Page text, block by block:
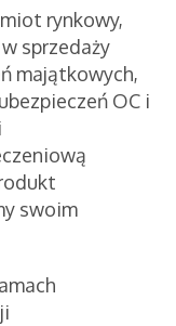
rynkowy,
sprzedaży
majątkowych,
OC i
swoim